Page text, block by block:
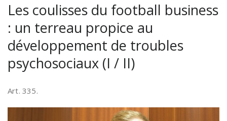
Les coulisses du football business
: un terreau propice au
développement de troubles
psychosociaux (I / II)
Art. 335.